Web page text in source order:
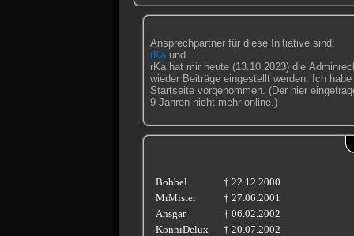
Ansprechpartner für diese Initiative sind:
rKaund .
rKa hat mir heute (13.10.2023) die
wieder Beiträge eingestellt werden. Ich
Startseite vorgenommen. (Der hier
9 Jahren nicht mehr online.)
Bobbel
† 22.12.2000
MrMister
† 27.06.2001
Ansgar
† 06.02.2002
KonniDelüx
† 20.07.2002